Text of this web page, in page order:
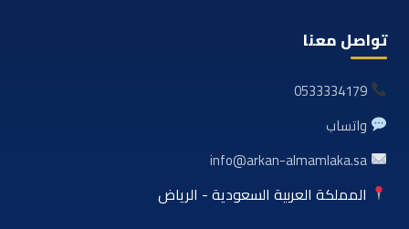
تواصل معنا
0533334179
واتساب
info@arkan-almamlaka.sa
المملكة العربية السعودية - الرياض